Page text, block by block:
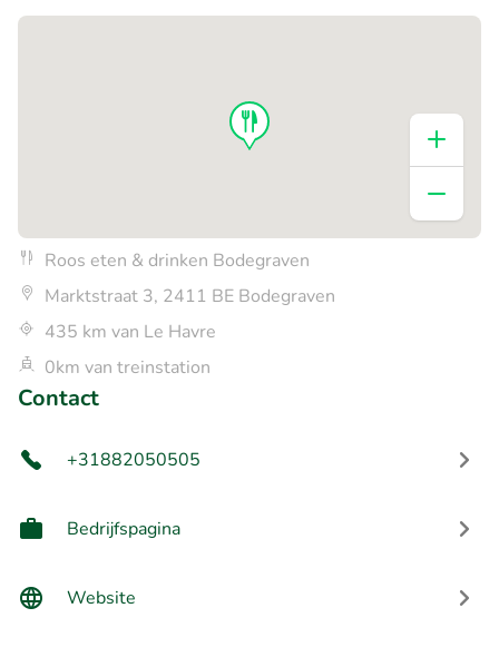
Roos eten & drinken Bodegraven
Marktstraat 3, 2411 BE Bodegraven
435 km van Le Havre
0km van treinstation
Contact
+31882050505
Bedrijfspagina
Website